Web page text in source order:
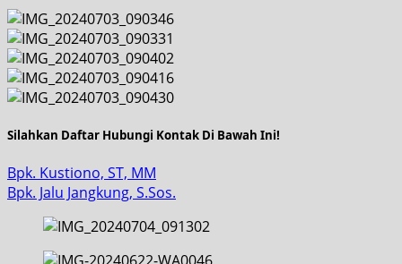
Silahkan Daftar Hubungi Kontak Di Bawah Ini!
Bpk. Kustiono, ST, MM
Bpk. Jalu Jangkung, S.Sos.